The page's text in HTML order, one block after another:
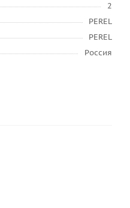
2
PEREL
PEREL
Россия